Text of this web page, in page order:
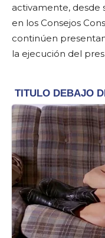
activamente, desde
en los Consejos
continúen
la ejecución del